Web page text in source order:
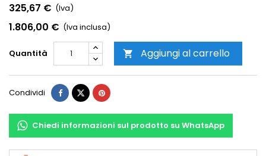
325,67 € (Iva)
1.806,00 € (Iva inclusa)
Quantità  Aggiungi al carrello
Condividi
Chiedi informazioni sul prodotto su WhatsApp